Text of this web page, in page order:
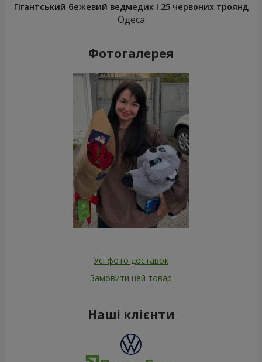
Гігантський бежевий ведмедик і 25 червоних троянд
Одеса
Фотогалерея
Усі фото доставок
Замовити цей товар
Наші клієнти